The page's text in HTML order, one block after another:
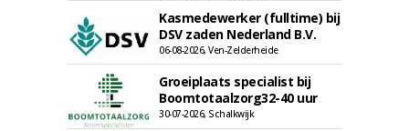
Kasmedewerker (fulltime) bij
DSV zaden Nederland B.V.
06-08-2026, Ven-Zelderheide
Groeiplaats specialist bij
Boomtotaalzorg32-40 uur
30-07-2026, Schalkwijk